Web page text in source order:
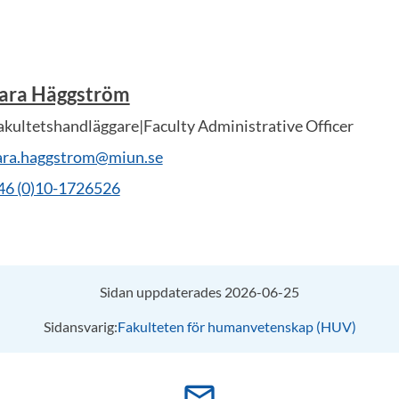
Häggström
Administrative Officer
(0)10-1726526
Sidan uppdaterades 2026-06-25
Sidansvarig:Fakulteten för humanvetenskap (HUV)